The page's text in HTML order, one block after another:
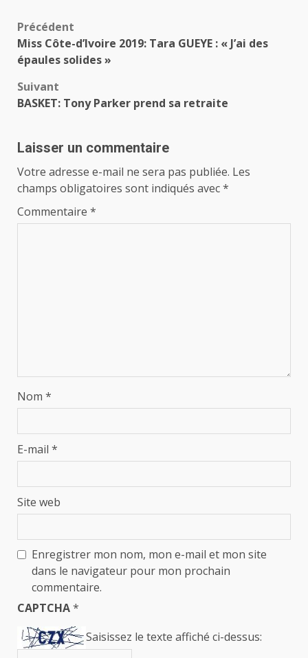
Navigation
d’article
Précédent
Miss Côte-d’Ivoire 2019: Tara GUEYE : « J’ai des
épaules solides »
Suivant
BASKET: Tony Parker prend sa retraite
Laisser un commentaire
Votre adresse e-mail ne sera pas publiée. Les
champs obligatoires sont indiqués avec*
Commentaire *
Nom *
E-mail *
Site web
Enregistrer mon nom, mon e-mail et mon site
dans le navigateur pour mon prochain
commentaire.
CAPTCHA*
Saisissez le texte affiché ci-dessus: